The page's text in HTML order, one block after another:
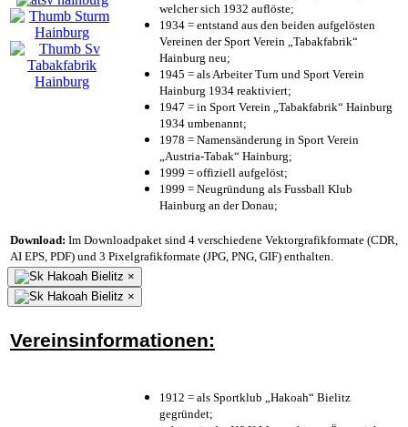
welcher sich 1932 auflöste;
1934 = entstand aus den beiden aufgelösten
Vereinen der Sport Verein „Tabakfabrik“
Hainburg neu;
1945 = als Arbeiter Turn und Sport Verein
Hainburg 1934 reaktiviert;
1947 = in Sport Verein „Tabakfabrik“ Hainburg
1934 umbenannt;
1978 = Namensänderung in Sport Verein
„Austria-Tabak“ Hainburg;
1999 = offiziell aufgelöst;
1999 = Neugründung als Fussball Klub
Hainburg an der Donau;
Download: Im Downloadpaket sind 4 verschiedene Vektorgrafikformate (CDR,
AI EPS, PDF) und 3 Pixelgrafikformate (JPG, PNG, GIF) enthalten.
×
×
Vereinsinformationen:
1912 = als Sportklub „Hakoah“ Bielitz
gegründet;